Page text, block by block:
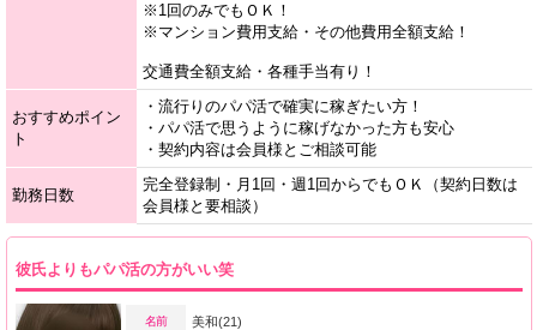
※1回のみでもＯＫ！
※マンション費用支給・その他費用全額支給！
交通費全額支給・各種手当有り！
おすすめポイン
ト
・流行りのパパ活で確実に稼ぎたい方！
・パパ活で思うように稼げなかった方も安心
・契約内容は会員様とご相談可能
勤務日数
完全登録制・月1回・週1回からでもＯＫ（契約日数は
会員様と要相談）
彼氏よりもパパ活の方がいい笑
名前 美和(21)